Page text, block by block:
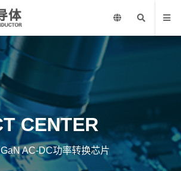
CENTER
AC-DC功率转换芯片